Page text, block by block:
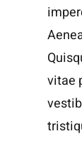
vitae